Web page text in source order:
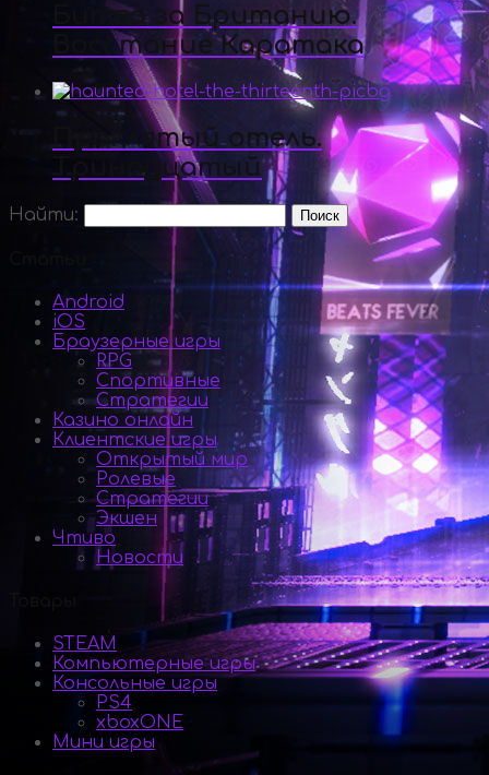
Битва за Британию.
Восстание Каратака
Проклятый отель.
Тринадцатый
Найти:
Android
iOS
Браузерные игры
RPG
Спортивные
Стратегии
Казино онлайн
Клиентские игры
Открытый мир
Ролевые
Стратегии
Экшен
Чтиво
Новости
STEAM
Компьютерные игры
Консольные игры
PS4
xboxONE
Мини игры